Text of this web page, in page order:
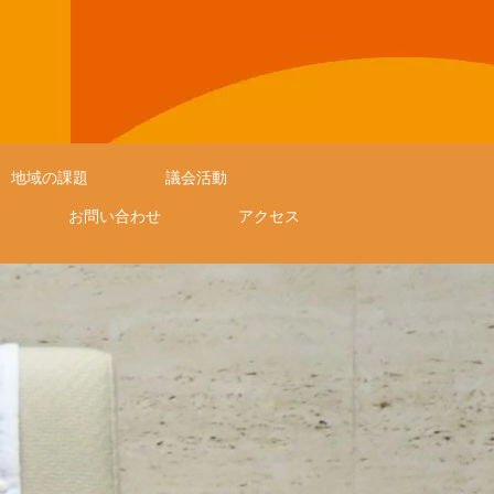
地域の課題 議会活動
お問い合わせ アクセス